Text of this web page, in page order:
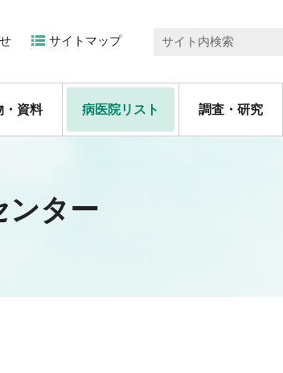
サイトマップ サイト内検索
・資料 病医院リスト 調査・研究
ンター